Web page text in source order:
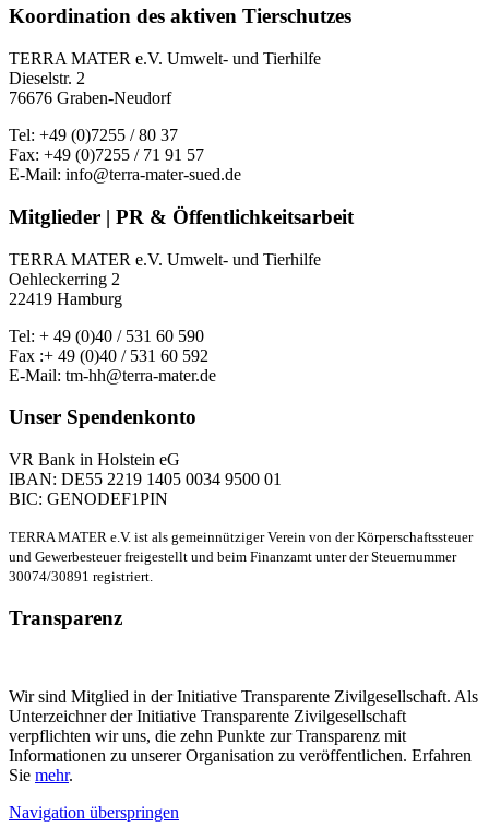
Koordination des aktiven Tierschutzes
TERRA MATER e.V. Umwelt- und Tierhilfe
Dieselstr. 2
76676 Graben-Neudorf
Tel: +49 (0)7255 / 80 37
Fax: +49 (0)7255 / 71 91 57
E-Mail: info@terra-mater-sued.de
Mitglieder | PR & Öffentlichkeitsarbeit
TERRA MATER e.V. Umwelt- und Tierhilfe
Oehleckerring 2
22419 Hamburg
Tel: + 49 (0)40 / 531 60 590
Fax :+ 49 (0)40 / 531 60 592
E-Mail: tm-hh@terra-mater.de
Unser Spendenkonto
VR Bank in Holstein eG
IBAN: DE55 2219 1405 0034 9500 01
BIC: GENODEF1PIN
TERRA MATER e.V. ist als gemeinnütziger Verein von der Körperschaftssteuer
und Gewerbesteuer freigestellt und beim Finanzamt unter der Steuernummer
30074/30891 registriert.
Transparenz
Wir sind Mitglied in der Initiative Transparente Zivilgesellschaft. Als
Unterzeichner der Initiative Transparente Zivilgesellschaft
verpflichten wir uns, die zehn Punkte zur Transparenz mit
Informationen zu unserer Organisation zu veröffentlichen. Erfahren
Sie mehr.
Navigation überspringen